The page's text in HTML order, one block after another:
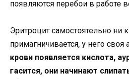
появляются перебои в работе
Эритроцит самостоятельно ни
примагничивается, у него своя
крови появляется кислота,
гасится, они начинают